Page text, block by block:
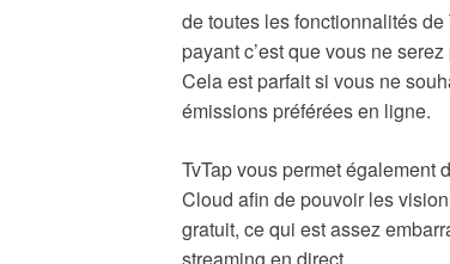
de toutes les fonctionnalités
payant c’est que vous ne
Cela est parfait si vous ne
émissions préférées en ligne.
TvTap vous permet également
Cloud afin de pouvoir les
gratuit, ce qui est assez